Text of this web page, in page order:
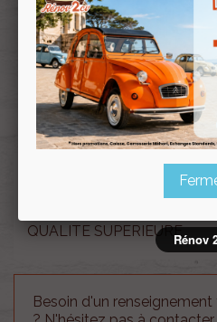
Profitez de
avec la Carte
au
Molette plastique grise
QUALITE SUPERIEURE
Besoin d'un
Rénov